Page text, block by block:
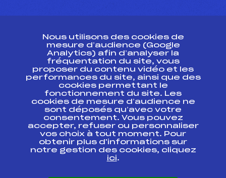
Ressources
Pass’Neige
Projet sportif fédéral
Projet de performance fédéral
Antidopage
Pôle Développement, Formation, Suivi
Scientifique
Listes ministérielles
Pôle vie de l’athlète
Enseignement professionnel
Nous utilisons des cookies de
mesure d’audience (Google
Analytics) afin d’analyser la
fréquentation du site, vous
proposer du contenu vidéo et les
performances du site, ainsi que des
cookies permettant le
fonctionnement du site. Les
cookies de mesure d’audience ne
sont déposés qu’avec votre
consentement. Vous pouvez
accepter, refuser ou personnaliser
vos choix à tout moment. Pour
obtenir plus d'informations sur
notre gestion des cookies, cliquez
ici.